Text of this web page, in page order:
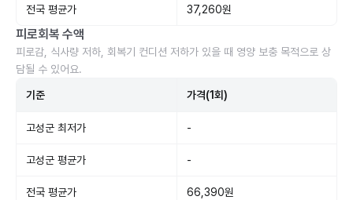
전국 평균가 37,260원
피로회복 수액
피로감, 식사량 저하, 회복기 컨디션 저하가 있을 때 영양 보충 목적으로 상
담될 수 있어요.
기준 가격(1회)
고성군 최저가 -
고성군 평균가 -
전국 평균가 66,390원